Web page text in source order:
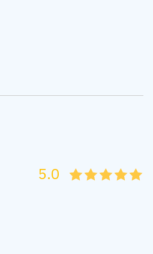
45
4
35
3
25
2
15
1
05
5.0